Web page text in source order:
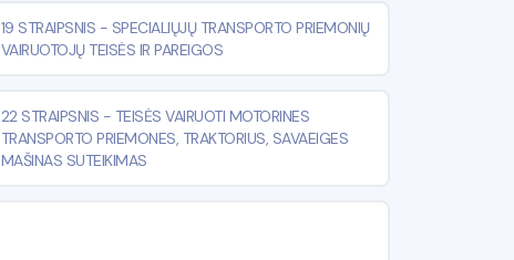
19 STRAIPSNIS - SPECIALIŲJŲ TRANSPORTO PRIEMONIŲ
VAIRUOTOJŲ TEISĖS IR PAREIGOS
22 STRAIPSNIS - TEISĖS VAIRUOTI MOTORINES
TRANSPORTO PRIEMONES, TRAKTORIUS, SAVAEIGES
MAŠINAS SUTEIKIMAS